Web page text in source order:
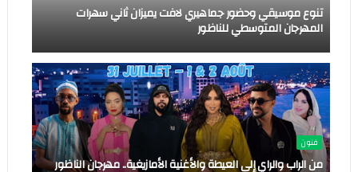
تنوع موسيقي وحضور جماهيري لافت يميزان ثاني سهرات
المهرجان المتوسطي للناظور
فنون
من الراب والراي إلى العيطة والأغنية الأمازيغية.. مهرجان الناظور